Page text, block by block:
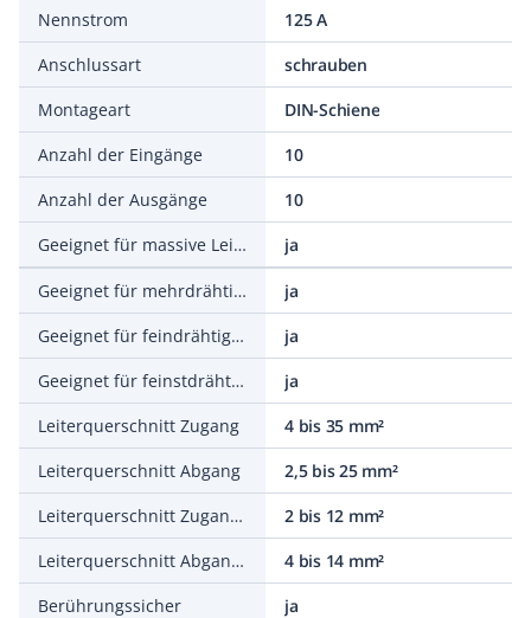
Nennstrom
125 A
Anschlussart
schrauben
Montageart
DIN-Schiene
Anzahl der Eingänge
10
Anzahl der Ausgänge
10
Geeignet für massive Leiter
ja
Geeignet für mehrdrähtige Leiter
ja
Geeignet für feindrähtige Leiter
ja
Geeignet für feinstdrähtige Leiter
ja
Leiterquerschnitt Zugang
4 bis 35 mm²
Leiterquerschnitt Abgang
2,5 bis 25 mm²
Leiterquerschnitt Zugang AWG
2 bis 12 mm²
Leiterquerschnitt Abgang AWG
4 bis 14 mm²
Berührungssicher
ja